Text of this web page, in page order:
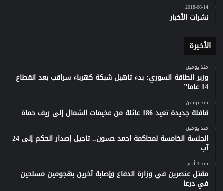
2018-06-14
نشرات الأخبار
الأخيرة
منذ يومين
وزير الطاقة السوري: بدء تاهيل شبكة كهرباء سراقب بعد انقطاع
14 عاما”
منذ يومين
قافلة جديدة تعيد 186 عائلة من مخيمات الشمال إلى ريف حماة
منذ يومين
الجلسة الخامسة لمحاكمة احمد حسون.. تاجيل إصدار الحكم إلى 24
آب
منذ 3 أيام
مقتل عنصرين في وزارة الدفاع وإصابة آخرين بهجومين مسلحين
في درعا